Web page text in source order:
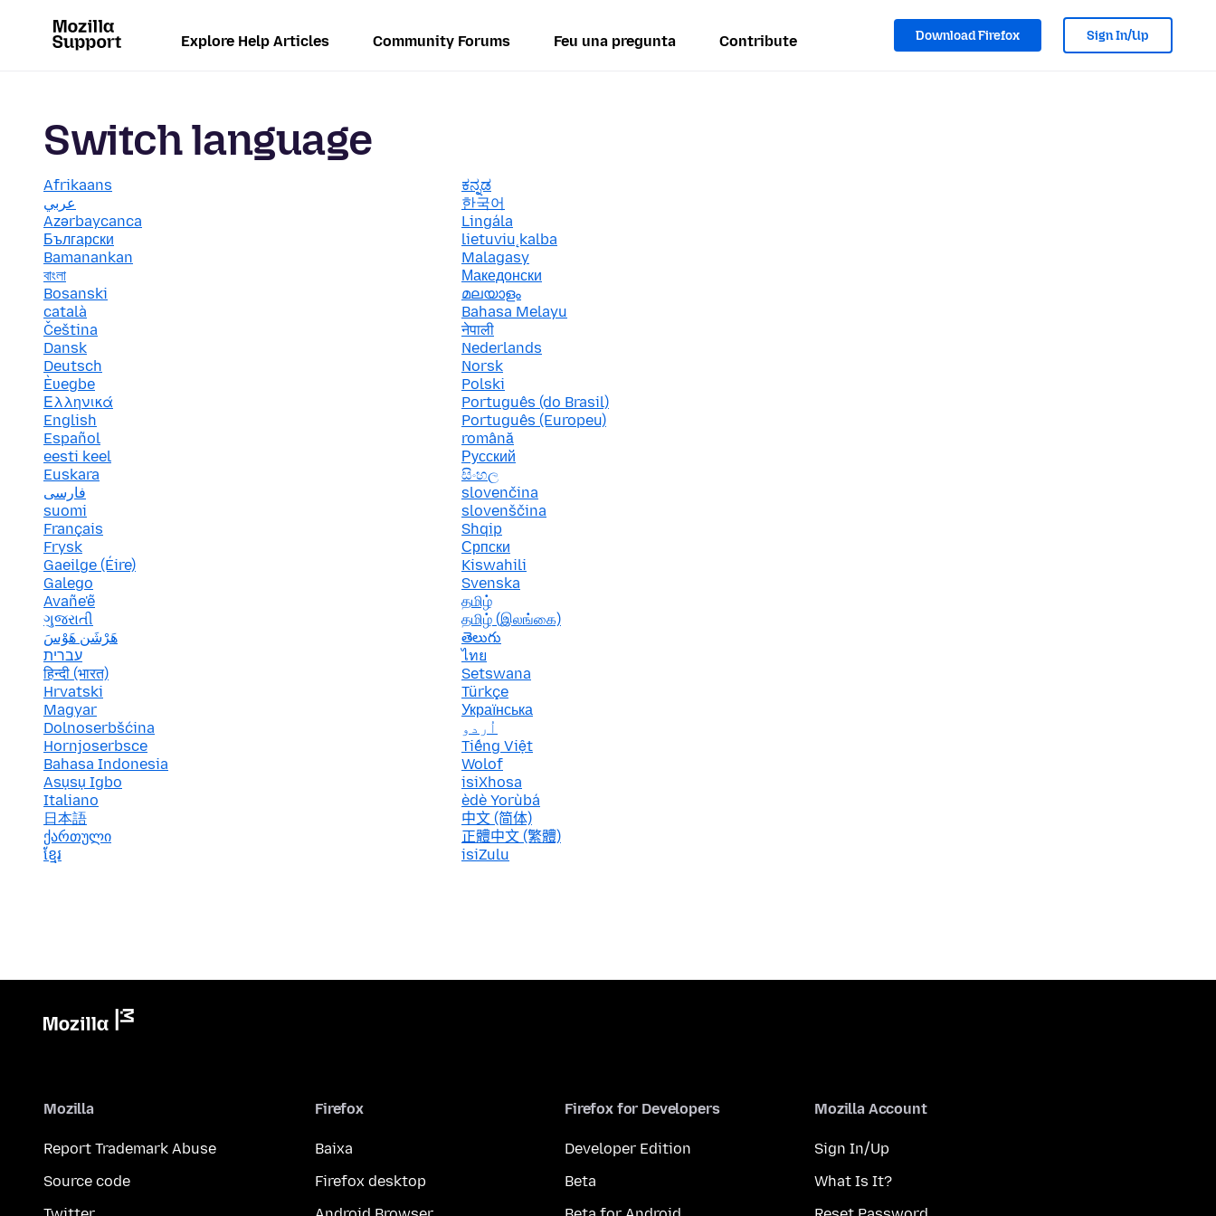
Explore Help Articles Community Forums Feu una pregunta Contribute Download Firefox Sign In/Up
Switch language
Afrikaans
عربي
Azərbaycanca
Български
Bamanankan
বাংলা
Bosanski
català
Čeština
Dansk
Deutsch
Èʋegbe
Ελληνικά
English
Español
eesti keel
Euskara
فارسی
suomi
Français
Frysk
Gaeilge (Éire)
Galego
Avañe'ẽ
ગુજરાતી
هَرْشَن هَوْسَ
עברית
हिन्दी (भारत)
Hrvatski
Magyar
Dolnoserbšćina
Hornjoserbsce
Bahasa Indonesia
Asụsụ Igbo
Italiano
日本語
ქართული
ខ្មែរ
ಕನ್ನಡ
한국어
Lingála
lietuvių kalba
Malagasy
Македонски
മലയാളം
Bahasa Melayu
नेपाली
Nederlands
Norsk
Polski
Português (do Brasil)
Português (Europeu)
română
Русский
සිංහල
slovenčina
slovenščina
Shqip
Српски
Kiswahili
Svenska
தமிழ்
தமிழ் (இலங்கை)
తెలుగు
ไทย
Setswana
Türkçe
Українська
اُردو
Tiếng Việt
Wolof
isiXhosa
èdè Yorùbá
中文 (简体)
正體中文 (繁體)
isiZulu
Mozilla
Report Trademark Abuse
Source code
Firefox
Baixa
Firefox desktop
Firefox for Developers
Developer Edition
Beta
Mozilla Account
Sign In/Up
What Is It?